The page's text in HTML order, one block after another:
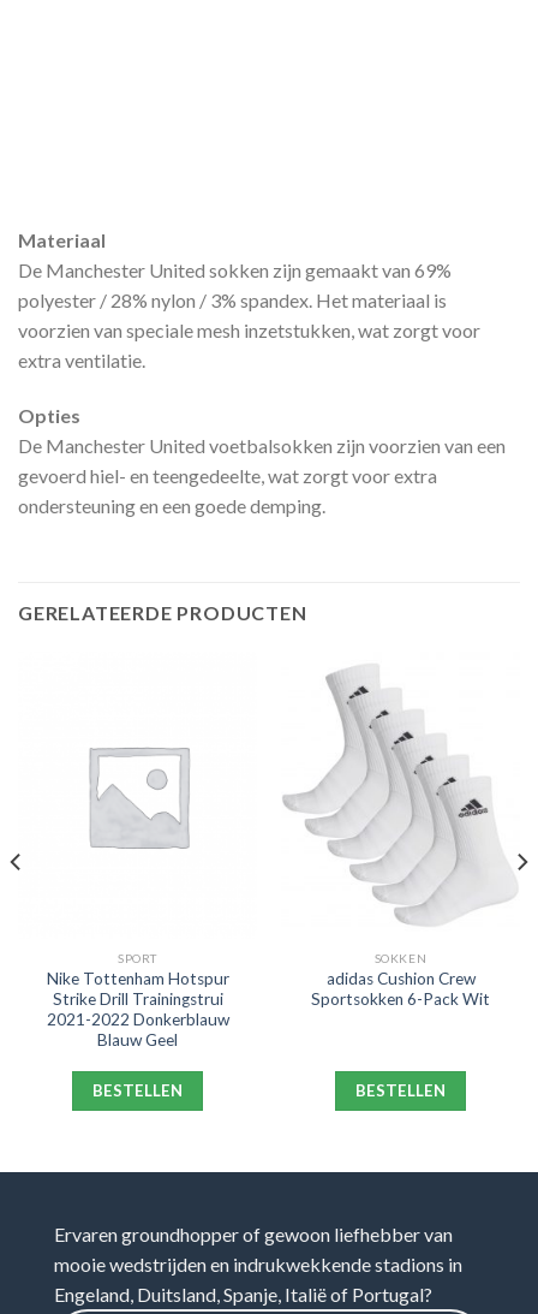
Materiaal
De Manchester United sokken zijn gemaakt van 69%
polyester / 28% nylon / 3% spandex. Het materiaal is
voorzien van speciale mesh inzetstukken, wat zorgt voor
extra ventilatie.
Opties
De Manchester United voetbalsokken zijn voorzien van een
gevoerd hiel- en teengedeelte, wat zorgt voor extra
ondersteuning en een goede demping.
GERELATEERDE PRODUCTEN
SPORT
Nike Tottenham Hotspur
Strike Drill Trainingstrui
2021-2022 Donkerblauw
Blauw Geel
BESTELLEN
SOKKEN
adidas Cushion Crew
Sportsokken 6-Pack Wit
BESTELLEN
Ervaren groundhopper of gewoon liefhebber van
mooie wedstrijden en indrukwekkende stadions in
Engeland, Duitsland, Spanje, Italië of Portugal?